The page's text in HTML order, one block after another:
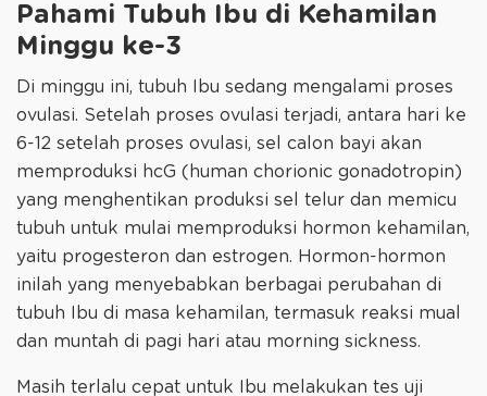
Pahami Tubuh Ibu di Kehamilan
Minggu ke-3
Di minggu ini, tubuh Ibu sedang mengalami proses
ovulasi. Setelah proses ovulasi terjadi, antara hari ke
6-12 setelah proses ovulasi, sel calon bayi akan
memproduksi hcG (human chorionic gonadotropin)
yang menghentikan produksi sel telur dan memicu
tubuh untuk mulai memproduksi hormon kehamilan,
yaitu progesteron dan estrogen. Hormon-hormon
inilah yang menyebabkan berbagai perubahan di
tubuh Ibu di masa kehamilan, termasuk reaksi mual
dan muntah di pagi hari atau morning sickness.
Masih terlalu cepat untuk Ibu melakukan tes uji